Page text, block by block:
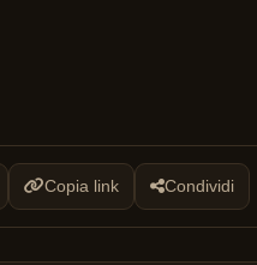
Copia link Condividi